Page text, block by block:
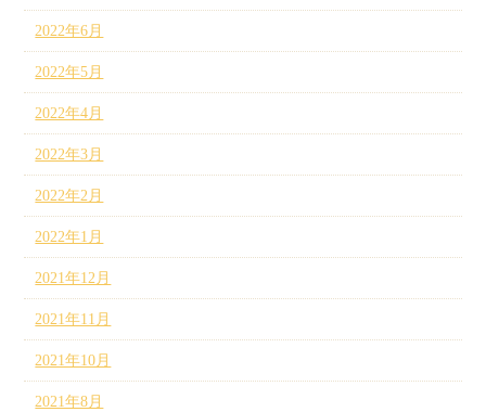
2022年6月
2022年5月
2022年4月
2022年3月
2022年2月
2022年1月
2021年12月
2021年11月
2021年10月
2021年8月